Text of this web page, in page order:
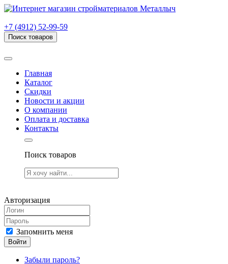
+7 (4912) 52-99-59
Поиск товаров
Главная
Каталог
Скидки
Новости и акции
О компании
Оплата и доставка
Контакты
Поиск товаров
Авторизация
Запомнить меня
Войти
Забыли пароль?